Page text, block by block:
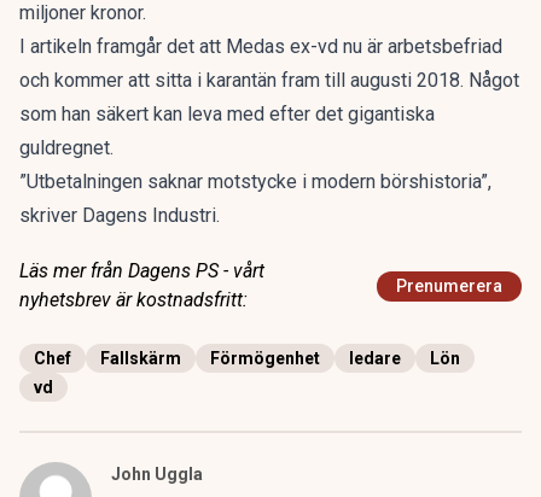
miljoner kronor.
I artikeln framgår det att Medas ex-vd nu är arbetsbefriad
och kommer att sitta i karantän fram till augusti 2018. Något
som han säkert kan leva med efter det gigantiska
guldregnet.
”Utbetalningen saknar motstycke i modern börshistoria”,
skriver Dagens Industri.
Läs mer från Dagens PS - vårt
nyhetsbrev är kostnadsfritt:
Prenumerera
Chef Fallskärm Förmögenhet ledare
Lön
vd
John Uggla